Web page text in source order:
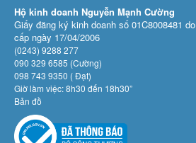
Hộ kinh doanh Nguyễn Mạnh Cường
Giấy đăng ký kinh doanh số 01C8008481
cấp ngày 17/04/2006
(0243) 9288 277
090 329 6585 (Cường)
098 743 9350 ( Đạt)
Giờ làm việc: 8h30 đến 18h30”
Bản đồ